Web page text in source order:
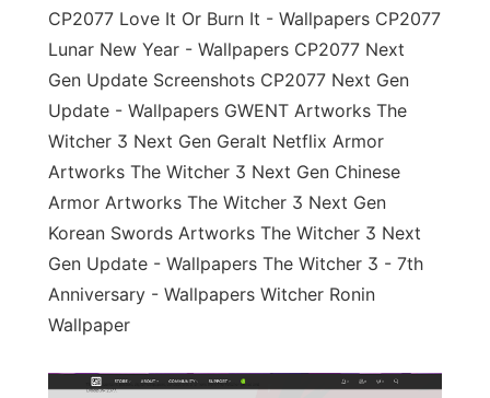
CP2077 Love It Or Burn It - Wallpapers CP2077
Lunar New Year - Wallpapers CP2077 Next
Gen Update Screenshots CP2077 Next Gen
Update - Wallpapers GWENT Artworks The
Witcher 3 Next Gen Geralt Netflix Armor
Artworks The Witcher 3 Next Gen Chinese
Armor Artworks The Witcher 3 Next Gen
Korean Swords Artworks The Witcher 3 Next
Gen Update - Wallpapers The Witcher 3 - 7th
Anniversary - Wallpapers Witcher Ronin
Wallpaper